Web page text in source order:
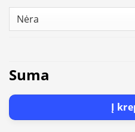
Suma
Į